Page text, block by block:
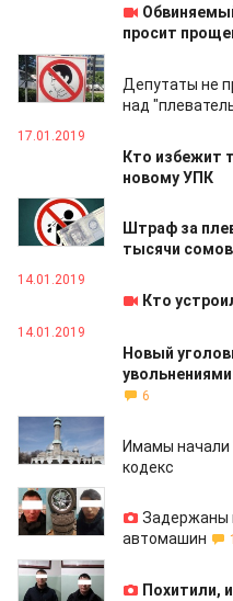
просит
17.01.2019
Депутаты не
над
17.01.2019
Кто избежит
новому УПК
15.01.2019
Штраф за
тысячи
14.01.2019
Кто
14.01.2019
Новый
6
14.01.2019
Имамы начали
кодекс
14.12.2018
Задержаны
автомашин
1
12.12.2018
Похитили,